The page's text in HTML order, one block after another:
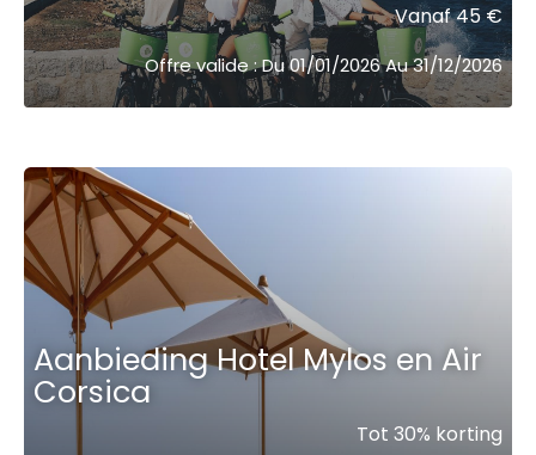
Vanaf 45 €
Offre valide : Du 01/01/2026 Au 31/12/2026
Aanbieding Hotel Mylos en Air
Corsica
Tot 30% korting